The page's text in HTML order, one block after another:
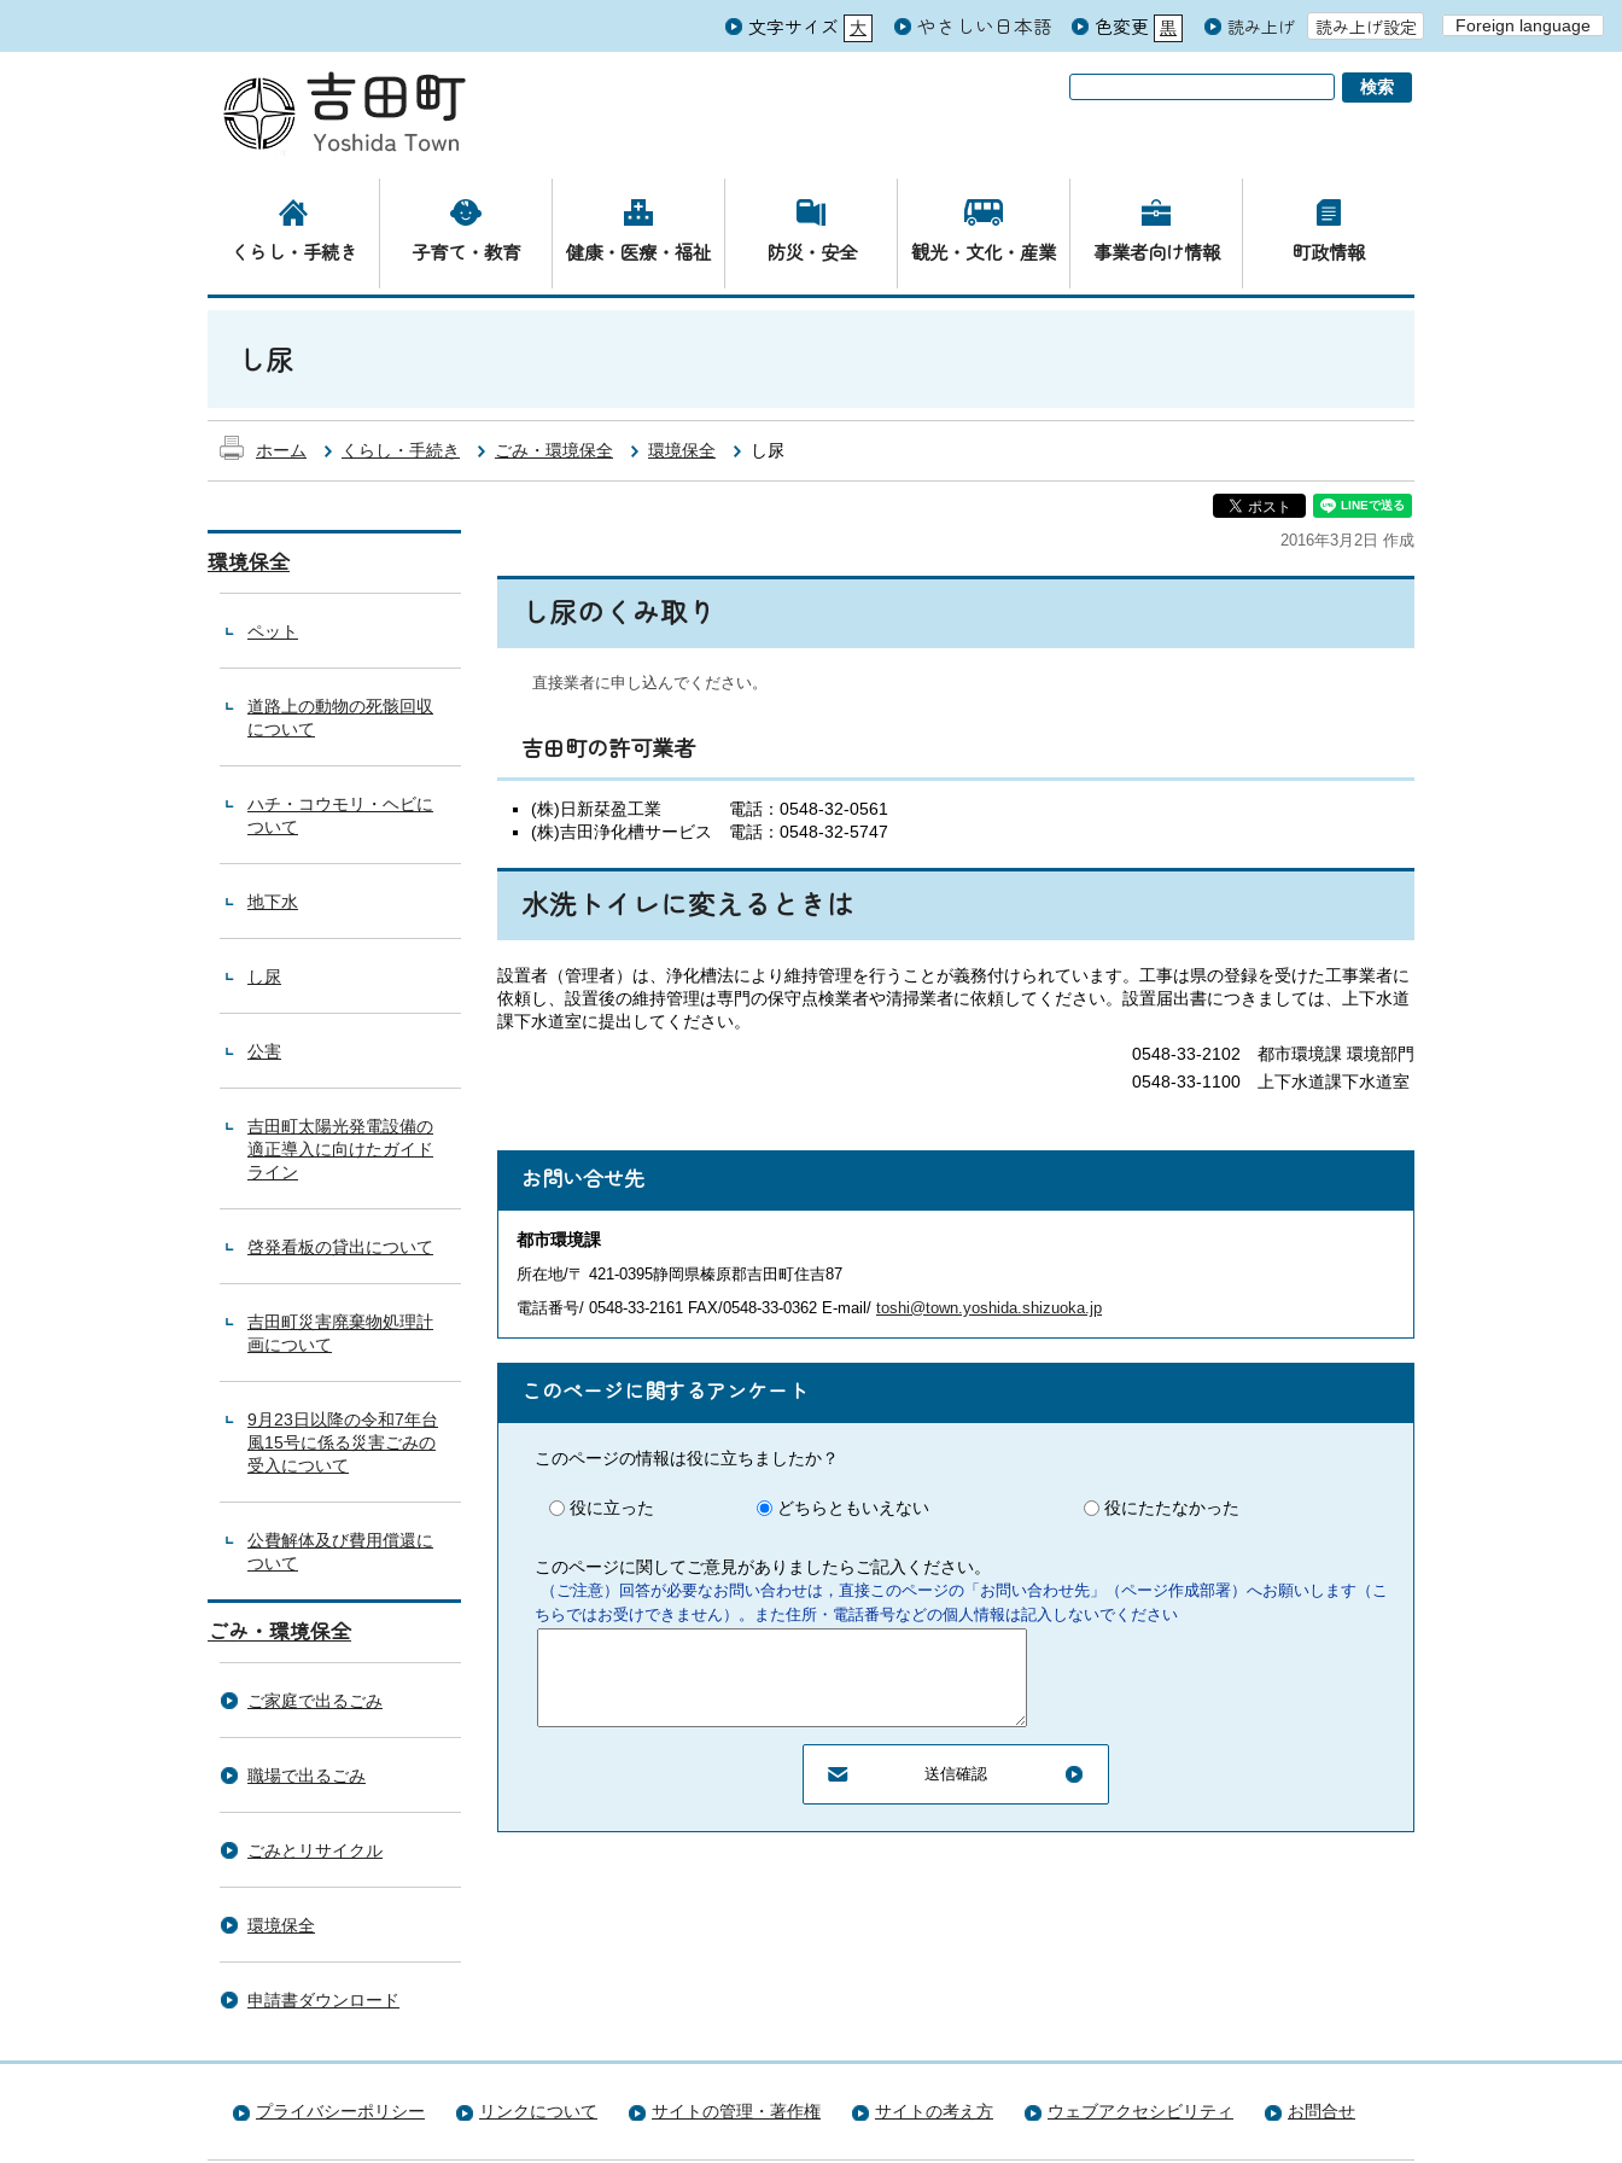
文字サイズ 大
元 やさしい日本語 色変更 黒
青
白 読み上げ 読み上げ設定 Foreign language
くらし・手続き 子育て・教育 健康・医療・福祉 防災・安全 観光・文化・産業 事業者向け情報 町政情報
し尿
ホーム くらし・手続き ごみ・環境保全 環境保全 し尿
環境保全
ペット
道路上の動物の死骸回収
について
ハチ・コウモリ・ヘビに
ついて
地下水
し尿
公害
吉田町太陽光発電設備の
適正導入に向けたガイド
ライン
啓発看板の貸出について
吉田町災害廃棄物処理計
画について
9月23日以降の令和7年台
風15号に係る災害ごみの
受入について
公費解体及び費用償還に
ついて
ごみ・環境保全
ご家庭で出るごみ
職場で出るごみ
ごみとリサイクル
環境保全
申請書ダウンロード
2016年3月2日 作成
し尿のくみ取り
直接業者に申し込んでください。
吉田町の許可業者
(株)日新栞盈工業 電話：0548-32-0561
(株)吉田浄化槽サービス 電話：0548-32-5747
水洗トイレに変えるときは
設置者（管理者）は、浄化槽法により維持管理を行うことが義務付けられています。工事は県の登録を受けた工事業者に
依頼し、設置後の維持管理は専門の保守点検業者や清掃業者に依頼してください。設置届出書につきましては、上下水道
課下水道室に提出してください。
0548-33-2102 都市環境課 環境部門
0548-33-1100 上下水道課下水道室
お問い合せ先
都市環境課
所在地/〒 421-0395静岡県榛原郡吉田町住吉87
電話番号/ 0548-33-2161 FAX/0548-33-0362 E-mail/ toshi@town.yoshida.shizuoka.jp
このページに関するアンケート
このページの情報は役に立ちましたか？
役に立った どちらともいえない 役にたたなかった
このページに関してご意見がありましたらご記入ください。
（ご注意）回答が必要なお問い合わせは，直接このページの「お問い合わせ先」（ページ作成部署）へお願いします（こ
ちらではお受けできません）。また住所・電話番号などの個人情報は記入しないでください
プライバシーポリシー リンクについて サイトの管理・著作権 サイトの考え方 ウェブアクセシビリティ お問合せ